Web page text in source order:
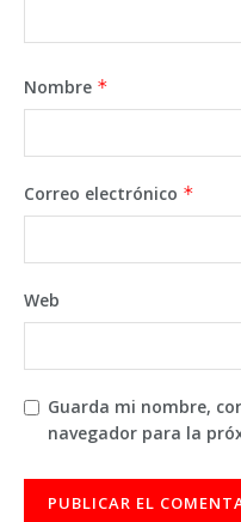
Nombre *
Correo electrónico *
Web
Guarda mi nombre,
navegador para la